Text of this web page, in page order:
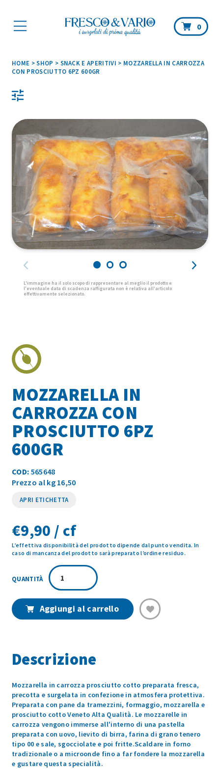
0
HOME >SHOP > SNACK E APERITIVI > MOZZARELLA IN CARROZZA
CON PROSCIUTTO 6PZ 600GR
MOZZARELLA IN
CARROZZA CON
PROSCIUTTO 6PZ
600GR
COD: 565648
Prezzo al kg 16,50
APRI ETICHETTA
€9,90 / cf
L’effettiva disponibilità del prodotto dipende dal punto vendita. In
caso di mancanza del prodotto sarà preparato l’ordine residuo.
MOZZARELLA
IN
CARROZZA
PROSCIUTTO
Aggiungi al carrello
Descrizione
Mozzarella in carrozza prosciutto cotto preparata fresca,
precotta e surgelata in confezione in atmosfera protettiva.
Preparata con pane da tramezzini, formaggio, mozzarella e
prosciutto cotto Veneto Alta Qualità. Le mozzarelle in
carrozza vengono immerse all'interno di una pastella
preparata con uovo, lievito di birra, farina di grano tenero
tipo 00 e sale, sgocciolate e poi fritte.Scaldare in forno
tradizionale o a microonde fino a far fondere la mozzarella
e gustare questa specialità.